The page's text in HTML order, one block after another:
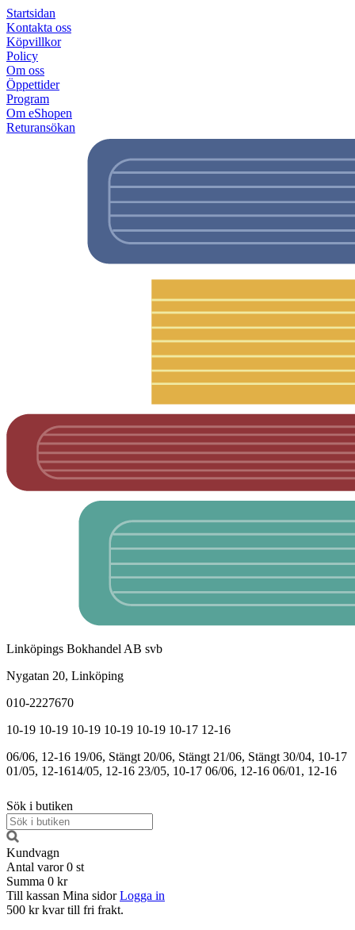
Startsidan
Kontakta oss
Köpvillkor
Policy
Om oss
Öppettider
Program
Om eShopen
Returansökan
Linköpings Bokhandel AB svb
Nygatan 20, Linköping
010-2227670
10-19 10-19 10-19 10-19 10-19 10-17 12-16
06/06, 12-16 19/06, Stängt 20/06, Stängt 21/06, Stängt 30/04, 10-17
01/05, 12-1614/05, 12-16 23/05, 10-17 06/06, 12-16 06/01, 12-16
Sök i butiken
Kundvagn
Antal varor 0 st
Summa 0 kr
Till kassan Mina sidor Logga in
500 kr kvar till fri frakt.